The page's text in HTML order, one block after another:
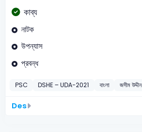
কাব্য
নাটক
উপন্যাস
প্রবন্ধ
PSC DSHE – UDA-2021 বাংলা জসীম উদ্দীন
Des